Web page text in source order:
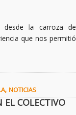
desde la carroza de
que nos permitió
, NOTICIAS
EL COLECTIVO